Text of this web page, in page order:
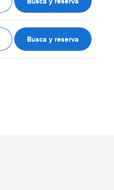
Busca y reserva